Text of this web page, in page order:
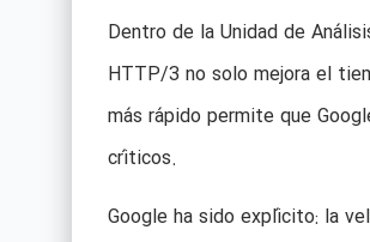
Dentro de la Unidad de
HTTP/3 no solo mejora el
más rápido permite que
críticos.
Google ha sido explícito: la